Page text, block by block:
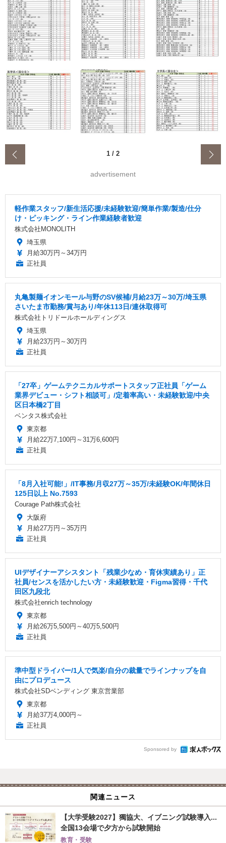
1 / 2
advertisement
軽作業スタッフ/新生活応援/未経験歓迎/簡単作業/製造/仕分
け・ピッキング・ライン作業経験者歓迎
株式会社MONOLITH
埼玉県
月給30万円～34万円
正社員
丸亀製麺イオンモール与野のSV候補/月給23万～30万/埼玉県
さいたま市勤務/賞与あり/年休113日/連休取得可
株式会社トリドールホールディングス
埼玉県
月給23万円～30万円
正社員
「27卒」ゲームテクニカルサポートスタッフ正社員「ゲーム
業界デビュー・シフト相談可」/定着率高い・未経験歓迎/中央
区日本橋2丁目
ベンタス株式会社
東京都
月給22万7,100円～31万6,600円
正社員
「8月入社可能!」/IT事務/月収27万～35万/未経験OK/年間休日
125日以上 No.7593
Courage Path株式会社
大阪府
月給27万円～35万円
正社員
UIデザイナーアシスタント「残業少なめ・育休実績あり」正
社員/センスを活かしたい方・未経験歓迎・Figma習得・千代
田区九段北
株式会社enrich technology
東京都
月給26万5,500円～40万5,500円
正社員
準中型ドライバー/1人で気楽/自分の裁量でラインナップを自
由にプロデュース
株式会社SDベンディング 東京営業部
東京都
月給37万4,000円～
正社員
Sponsored by
関連ニュース
【大学受験2027】獨協大、イブニング試験導入...
全国13会場で夕方から試験開始
教育・受験